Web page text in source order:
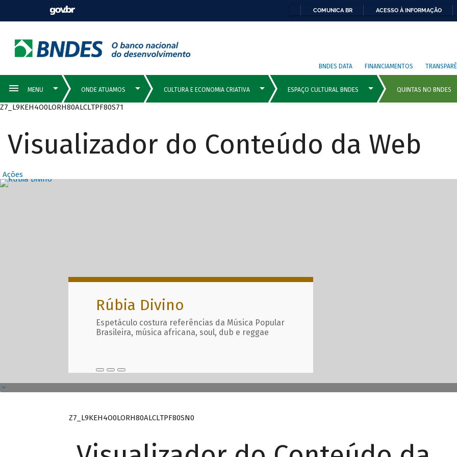
COMUNICA BR ACESSO À INFORMAÇÃO
BNDES DATA FINANCIAMENTOS
Z7_L9KEH4O0LORH80ALCLTPF80S71
Visualizador do Conteúdo da Web
Ações
Destaques Principais com
Rúbia Divino
Espetáculo costura referências da Música Popular
Brasileira, música africana, soul, dub e reggae
Z7_L9KEH4O0LORH80ALCLTPF80SN0